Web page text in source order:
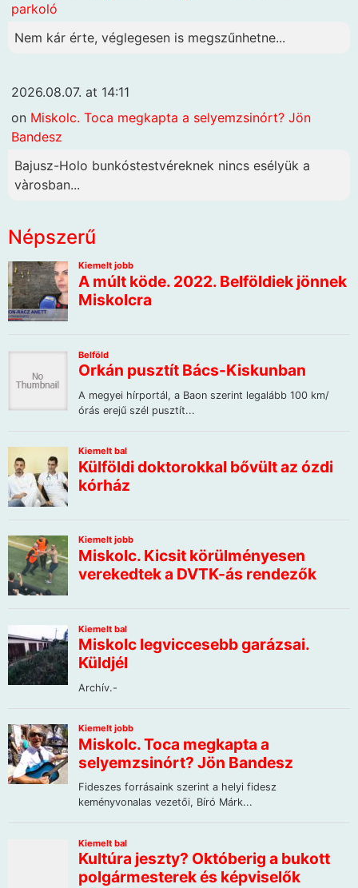
parkoló
Nem kár érte, véglegesen is megszűnhetne...
2026.08.07. at 14:11
on Miskolc. Toca megkapta a selyemzsinórt? Jön
Bandesz
Bajusz-Holo bunkóstestvéreknek nincs esélyük a
vàrosban...
Népszerű